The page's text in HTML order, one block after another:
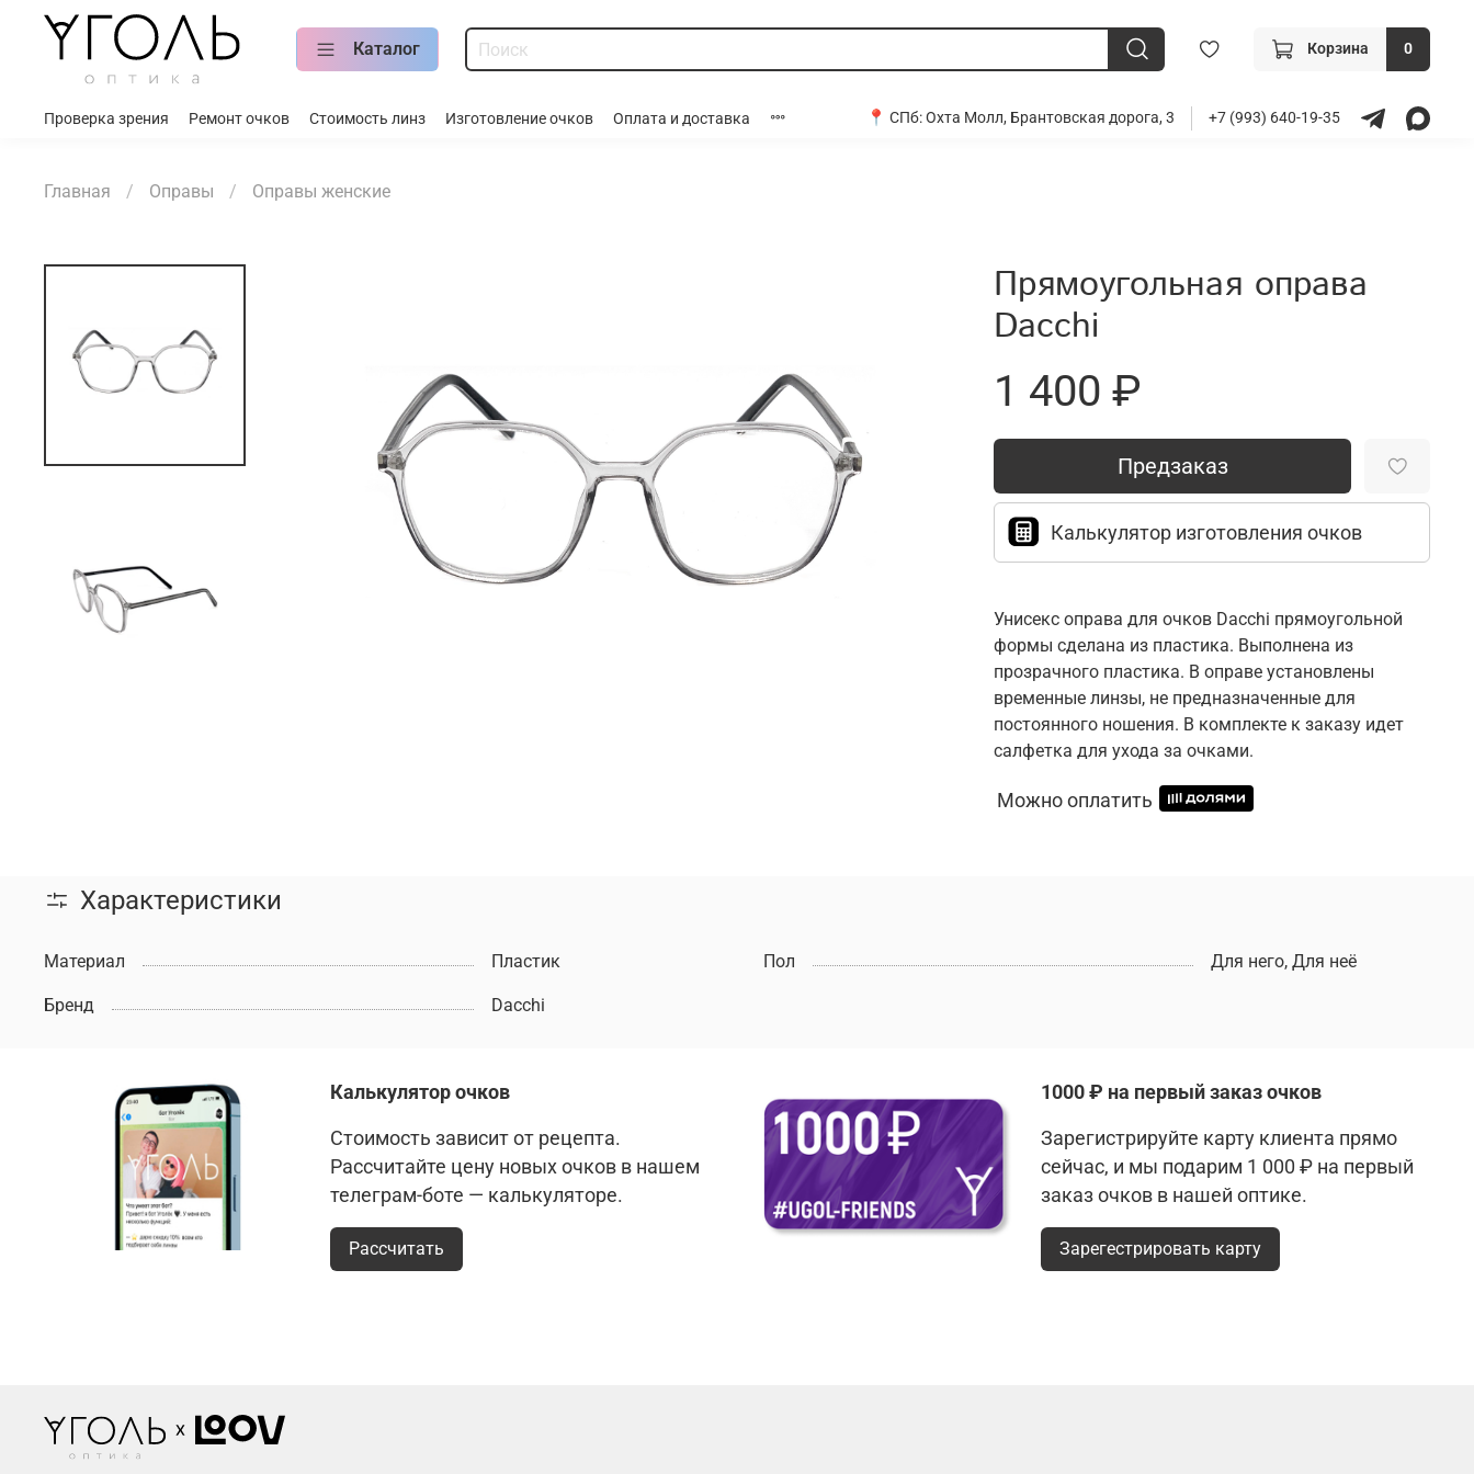
Каталог Корзина 0
Проверка зрения Ремонт очков Стоимость линз Изготовление очков Оплата и доставка 📍 СПб:Охта Молл, Брантовская дорога, 3 +7 (993) 640-19-35
Главная Оправы Оправы женские
Прямоугольная оправа
Dacchi
1 400 ₽
Предзаказ
Калькулятор изготовления очков
Унисекс оправа для очков Dacchi прямоугольной
формы сделана из пластика. Выполнена из
прозрачного пластика. В оправе установлены
временные линзы, не предназначенные для
постоянного ношения. В комплекте к заказу идет
салфетка для ухода за очками.
Можно оплатить
Характеристики
Материал Пластик Пол Для него, Для неё
Бренд Dacchi
Калькулятор очков
Стоимость зависит от рецепта.
Рассчитайте цену новых очков в нашем
телеграм-боте — калькуляторе.
Рассчитать
1000 ₽ на первый заказ очков
Зарегистрируйте карту клиента прямо
сейчас, и мы подарим 1 000 ₽ на первый
заказ очков в нашей оптике.
Зарегестрировать карту